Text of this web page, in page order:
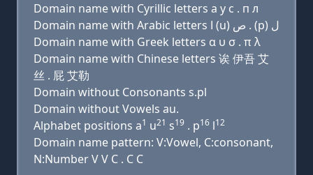
Domain name with Cyrillic letters a у с . п л
Domain name with Arabic letters ﺍ (u) ﺹ . (p) ﻝ
Domain name with Greek letters α υ σ . π λ
Domain name with Chinese letters 诶 伊吾 艾
丝 . 屁 艾勒
Domain without Consonants s.pl
Domain without Vowels au.
Alphabet positions a1 u21 s19 . p16 l12
Domain name pattern: V:Vowel, C:consonant,
N:Number V V C . C C